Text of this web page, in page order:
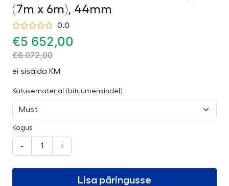
(7m x 6m), 44mm
0.0
€5 652,00
€6 072,00
ei sisalda KM
Katusematerjal (bituumensindel)
Kogus
- +
Lisa päringusse